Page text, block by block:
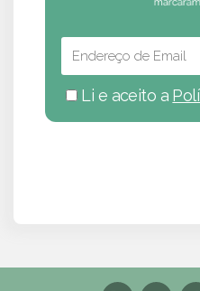
Li e aceito a